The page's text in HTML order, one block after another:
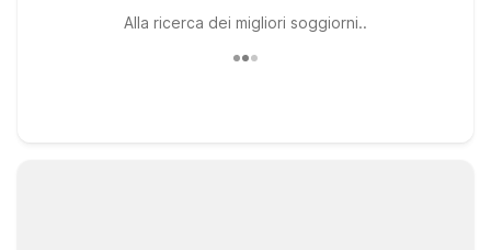
Alla ricerca dei migliori soggiorni..